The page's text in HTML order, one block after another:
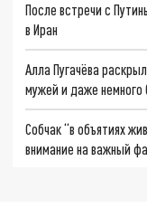
После встречи с
в Иран
Алла Пугачёва
мужей и даже немного
Собчак “в объятиях
внимание на важный